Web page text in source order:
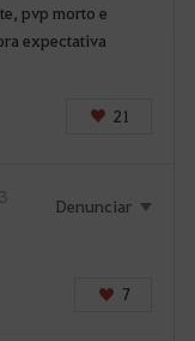
pvp morto e
expectativa
21
Denunciar
7